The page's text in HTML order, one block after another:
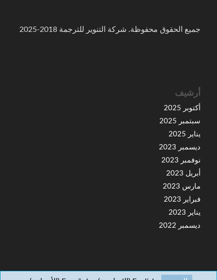
جميع الحقوق محفوظة. شركة التنوير للترجمة 2018-2025
أرشيف
أكتوبر 2025
سبتمبر 2025
يناير 2025
ديسمبر 2023
نوفمبر 2023
أبريل 2023
مارس 2023
فبراير 2023
يناير 2023
ديسمبر 2022